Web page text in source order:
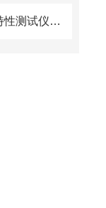
如何应对高压开关机械特性测试仪常见的故障